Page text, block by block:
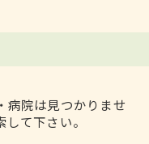
病院は見つかりませ
て下さい。